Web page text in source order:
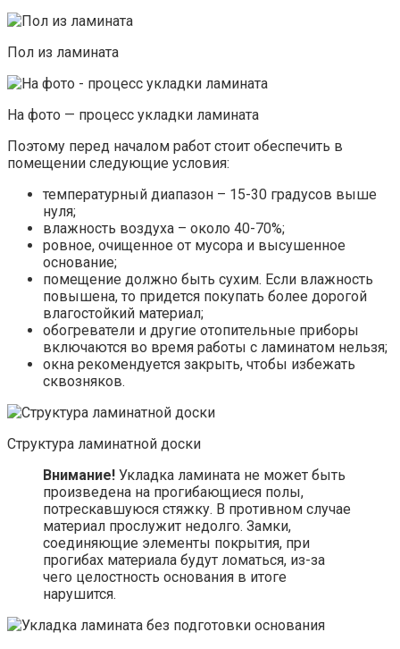
Пол из ламината
На фото — процесс укладки ламината
Поэтому перед началом работ стоит обеспечить в
помещении следующие условия:
температурный диапазон – 15-30 градусов выше
нуля;
влажность воздуха – около 40-70%;
ровное, очищенное от мусора и высушенное
основание;
помещение должно быть сухим. Если влажность
повышена, то придется покупать более дорогой
влагостойкий материал;
обогреватели и другие отопительные приборы
включаются во время работы с ламинатом нельзя;
окна рекомендуется закрыть, чтобы избежать
сквозняков.
Структура ламинатной доски
Внимание! Укладка ламината не может быть
произведена на прогибающиеся полы,
потрескавшуюся стяжку. В противном случае
материал прослужит недолго. Замки,
соединяющие элементы покрытия, при
прогибах материала будут ломаться, из-за
чего целостность основания в итоге
нарушится.